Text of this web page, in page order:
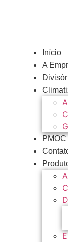
Início
A
PMOC